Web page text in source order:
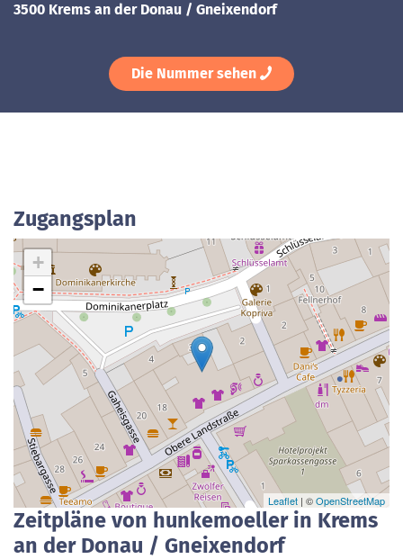
3500 Krems an der Donau / Gneixendorf
Die Nummer sehen
Zugangsplan
+
−
Leaflet | ©OpenStreetMap
Zeitpläne von hunkemoeller in Krems
an der Donau / Gneixendorf